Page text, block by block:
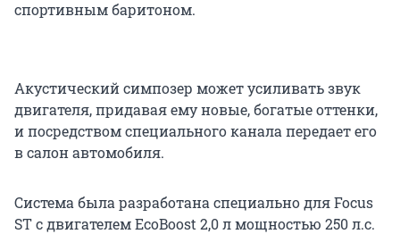
спортивным баритоном.
Акустический симпозер может усиливать звук
двигателя, придавая ему новые, богатые оттенки,
и посредством специального канала передает его
в салон автомобиля.
Система была разработана специально для Focus
ST с двигателем EcoBoost 2,0 л мощностью 250 л.с.